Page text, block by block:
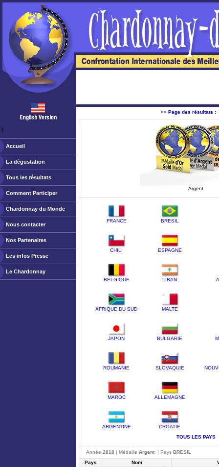
ￂﾠ
Accueil
La dégustation
Tous les résultats
Comment Participer
Chardonnay du Monde
Nous contacter
Nos Partenaires
Les infos Presse
Le Chardonnay
<< Page des résultats :
Argent
FRANCE BRESIL
CHILI ESPAGNE
BELGIQUE LIBAN
AFRIQUE DU SUD MALTE
JAPON BULGARIE
ROUMANIE SLOVAQUIE
MAROC ALLEMAGNE
ARGENTINE
CROATIE
TOUS LES PAYS
Année 2018 | Médaille Argent | Pays BRESIL
Pays
Nom